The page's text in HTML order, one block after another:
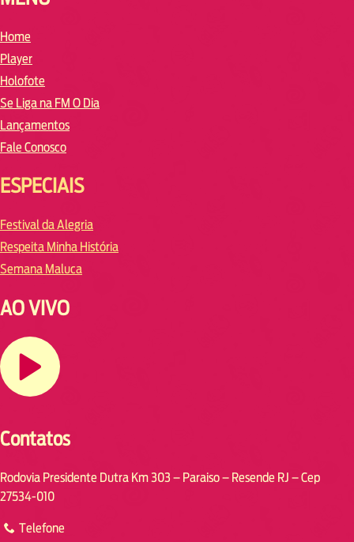
Home
Player
Holofote
Se Liga na FM O Dia
Lançamentos
Fale Conosco
ESPECIAIS
Festival da Alegria
Respeita Minha História
Semana Maluca
AO VIVO
Contatos
Rodovia Presidente Dutra Km 303 – Paraiso – Resende RJ – Cep
27534-010
Telefone